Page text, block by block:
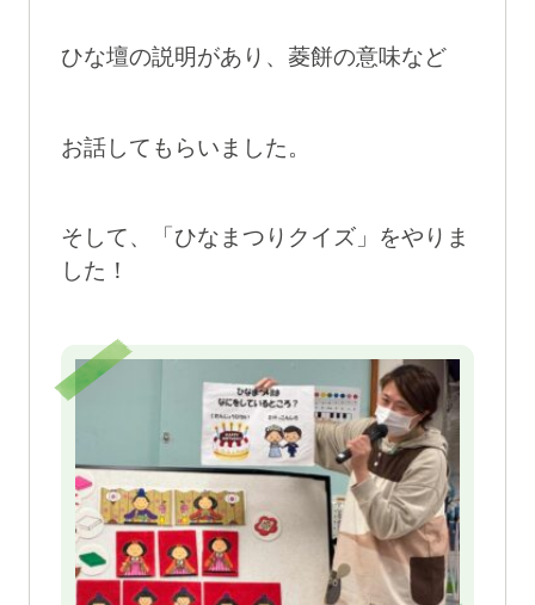
ひな壇の説明があり、菱餅の意味など
お話してもらいました。
そして、「ひなまつりクイズ」をやりま
した！